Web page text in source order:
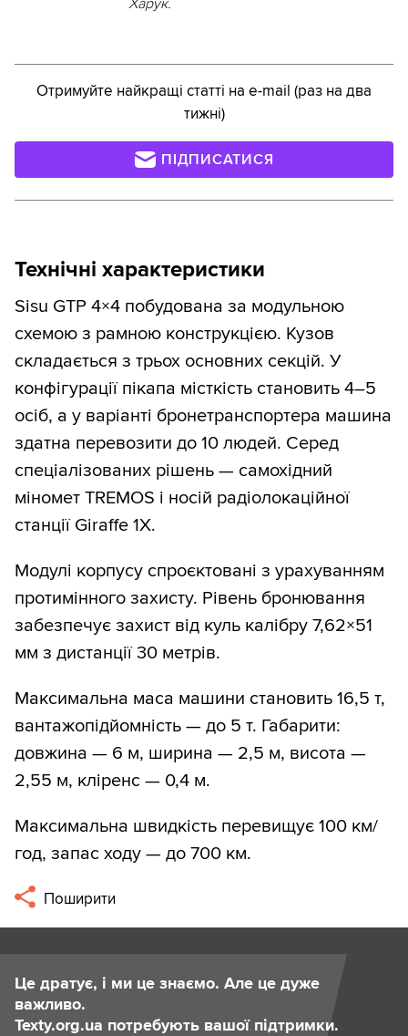
Отримуйте найкращі статті на e-mail (раз на два
тижні)
ПІДПИСАТИСЯ
Технічні характеристики
Sisu GTP 4×4 побудована за модульною
схемою з рамною конструкцією. Кузов
складається з трьох основних секцій. У
конфігурації пікапа місткість становить 4–5
осіб, а у варіанті бронетранспортера машина
здатна перевозити до 10 людей. Серед
спеціалізованих рішень — самохідний
міномет TREMOS і носій радіолокаційної
станції Giraffe 1X.
Модулі корпусу спроєктовані з урахуванням
протимінного захисту. Рівень бронювання
забезпечує захист від куль калібру 7,62×51
мм з дистанції 30 метрів.
Максимальна маса машини становить 16,5 т,
вантажопідйомність — до 5 т. Габарити:
довжина — 6 м, ширина — 2,5 м, висота —
2,55 м, кліренс — 0,4 м.
Максимальна швидкість перевищує 100 км/
год, запас ходу — до 700 км.
Поширити
Це дратує, і ми це знаємо. Але це дуже
важливо.
Texty.org.ua потребують вашої підтримки.